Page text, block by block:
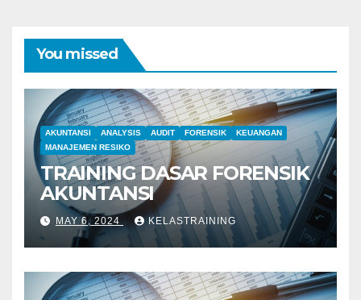
You missed
AKUNTANSI ANALYSIS AUDIT FORENSIK
KEUANGAN
MANAJEMEN RESIKO
TRAINING DASAR FORENSIK
AKUNTANSI
MAY 6, 2024 KELASTRAINING